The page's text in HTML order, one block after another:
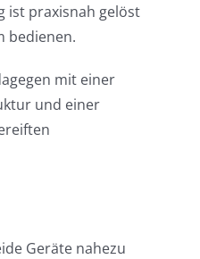
ist praxisnah gelöst
bedienen.
mit einer
und einer
Geräte nahezu